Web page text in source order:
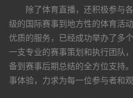
除了体育直播，还积极参与
级的国际赛事到地方性的体育活
优质的服务，已经成功举办了多
一支专业的赛事策划和执行团队
备到赛事后期总结的全方位支持
事体验，力求为每一位参与者和